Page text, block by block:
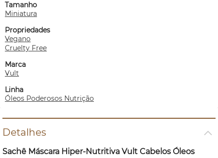
Tamanho
Miniatura
Propriedades
Vegano
Cruelty Free
Marca
Vult
Linha
Óleos Poderosos Nutrição
Detalhes
Sachê Máscara Hiper-Nutritiva Vult Cabelos Óleos